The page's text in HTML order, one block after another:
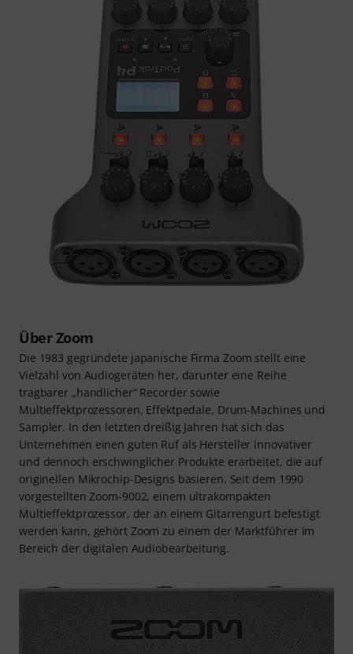
Über Zoom
Die 1983 gegründete japanische Firma Zoom stellt eine
Vielzahl von Audiogeräten her, darunter eine Reihe
tragbarer „handlicher“ Recorder sowie
Multieffektprozessoren, Effektpedale, Drum-Machines und
Sampler. In den letzten dreißig Jahren hat sich das
Unternehmen einen guten Ruf als Hersteller innovativer
und dennoch erschwinglicher Produkte erarbeitet, die auf
originellen Mikrochip-Designs basieren. Seit dem 1990
vorgestellten Zoom-9002, einem ultrakompakten
Multieffektprozessor, der an einem Gitarrengurt befestigt
werden kann, gehört Zoom zu einem der Marktführer im
Bereich der digitalen Audiobearbeitung.